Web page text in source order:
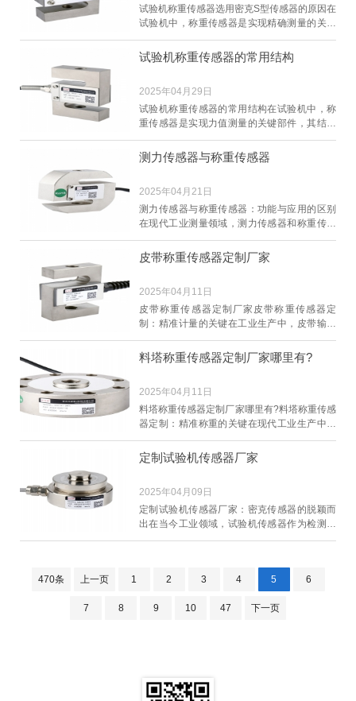
试验机称重传感器选用密克S型传感器的原因在
试验机中，称重传感器是实现精确测量的关键
部件，而密克S型传感器因其多方面的优势，成
为试验机
试验机称重传感器的常用结构
2025年04月29日
试验机称重传感器的常用结构在试验机中，称
重传感器是实现力值测量的关键部件，其结构
形式多种多样，常见的有柱式、S型、轮辐式、
板环式等
测力传感器与称重传感器
2025年04月21日
测力传感器与称重传感器：功能与应用的区别
在现代工业测量领域，测力传感器和称重传感
器是两种常见的传感器类型，它们虽然在原理
上有一定的
皮带称重传感器定制厂家
2025年04月11日
皮带称重传感器定制厂家皮带称重传感器定
制：精准计量的关键在工业生产中，皮带输送
系统广泛应用于物料的传输。而皮带称重传感
器作为这一系
料塔称重传感器定制厂家哪里有?
2025年04月11日
料塔称重传感器定制厂家哪里有?料塔称重传感
器定制：精准称重的关键在现代工业生产中，
料塔称重系统的准确性对于生产效率和成本控
制至关重
定制试验机传感器厂家
2025年04月09日
定制试验机传感器厂家：密克传感器的脱颖而
出在当今工业领域，试验机传感器作为检测设
备的关键部件，其重要性不言而喻。随着科技
470条 上一页 1 2 3 4 5 6
7 8 9 10 47 下一页